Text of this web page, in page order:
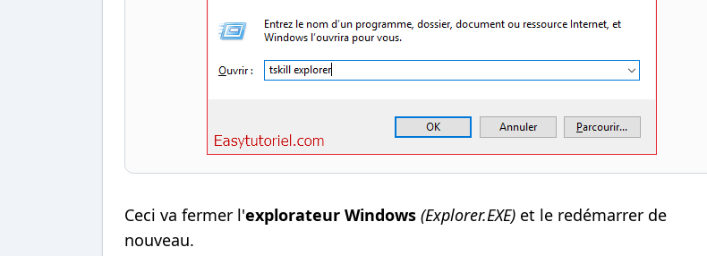
Ceci va fermer l'explorateur Windows (Explorer.EXE) et le redémarrer de
nouveau.